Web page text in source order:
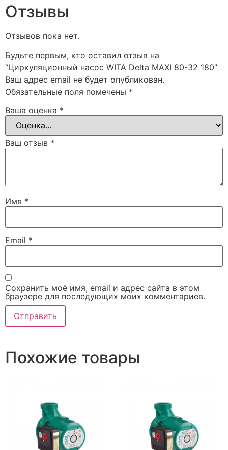
Отзывы
Отзывов пока нет.
Будьте первым, кто оставил отзыв на
“Циркуляционный насос WITA Delta MAXI 80-32 180”
Ваш адрес email не будет опубликован.
Обязательные поля помечены *
Ваша оценка *
Ваш отзыв *
Имя *
Email *
Сохранить моё имя, email и адрес сайта в этом
браузере для последующих моих комментариев.
Похожие товары